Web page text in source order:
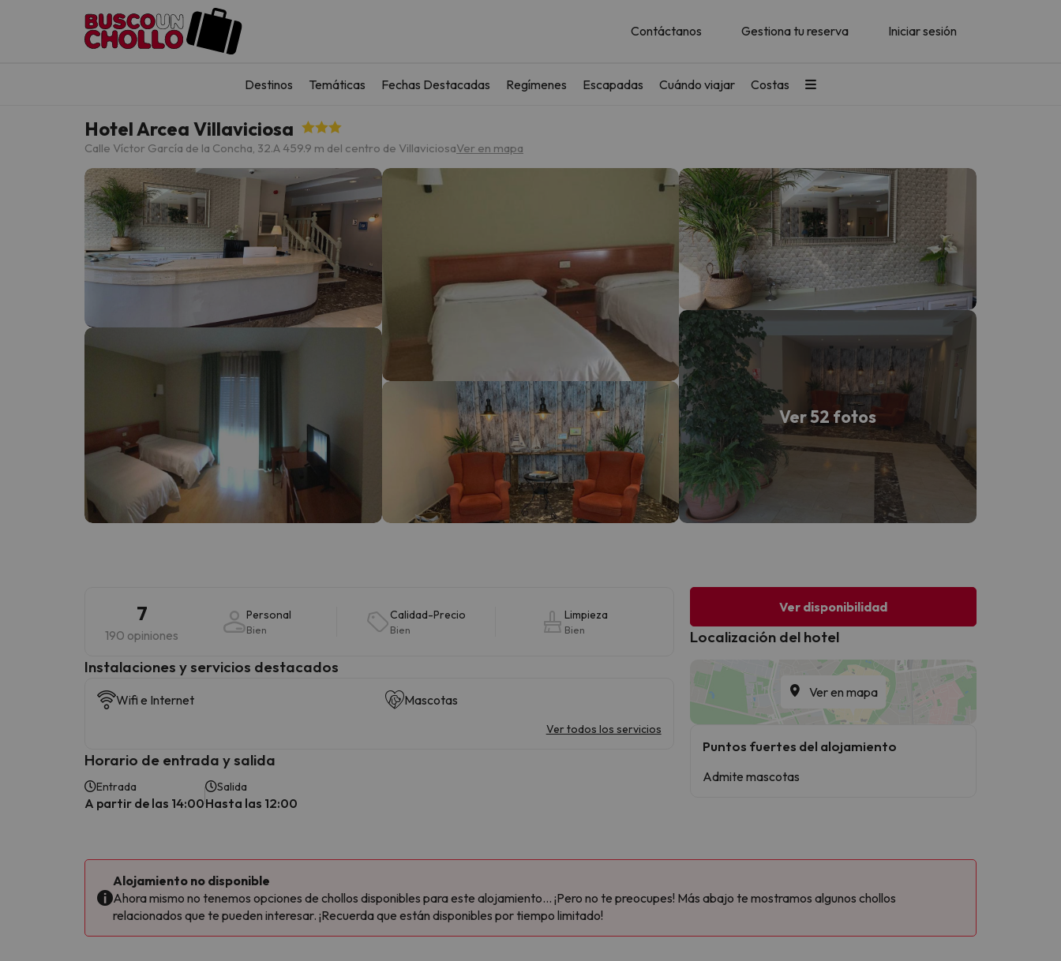
Contáctanos Gestiona tu reserva Iniciar sesión
Destinos Temáticas Fechas Destacadas Regímenes Escapadas Cuándo viajar Costas
Hotel Arcea Villaviciosa
Calle Víctor García de la Concha, 32.A 459.9 m del centro de VillaviciosaVer en mapa
Ver 52 fotos
7
190 opiniones
Personal
Bien
Calidad-Precio
Bien
Limpieza
Bien
Instalaciones y servicios destacados
Wifi e Internet Mascotas
Ver todos los servicios
Horario de entrada y salida
Entrada
A partir de las 14:00
Salida
Hasta las 12:00
Ver disponibilidad
Localización del hotel
Ver en mapa
Puntos fuertes del alojamiento
Admite mascotas
Alojamiento no disponible
Ahora mismo no tenemos opciones de chollos disponibles para este alojamiento... ¡Pero no te preocupes! Más abajo te mostramos algunos chollos
relacionados que te pueden interesar. ¡Recuerda que están disponibles por tiempo limitado!